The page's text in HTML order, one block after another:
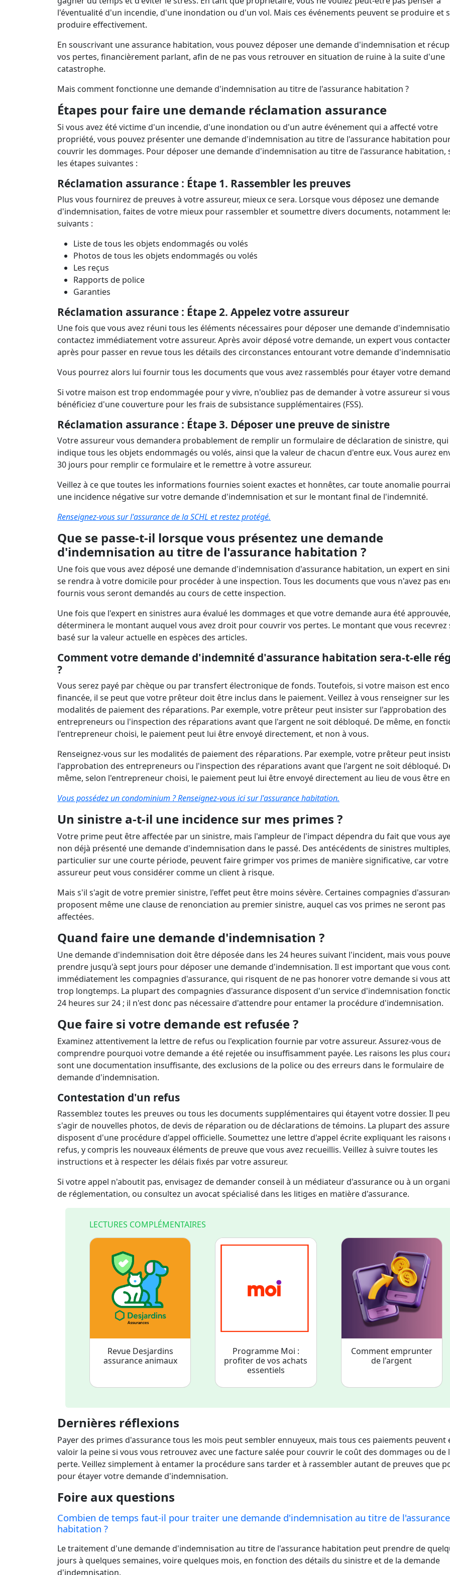
Prêts sans vérification bancaire
mort ?
Signification d'une libération
Annuler une carte nuit-elle à
côté ?
Combien puis-je payer pour
voiture?
Le transfert d'hypothèque
l'éventualité d'un incendie, d'une inondation ou d'un vol. Mais ces événements peuvent se produire et
produire effectivement.
En souscrivant une assurance habitation, vous pouvez déposer une demande d'indemnisation et
vos pertes, financièrement parlant, afin de ne pas vous retrouver en situation de ruine à la suite d'une
catastrophe.
Mais comment fonctionne une demande d'indemnisation au titre de l'assurance habitation ?
Étapes pour faire une demande réclamation assurance
Si vous avez été victime d'un incendie, d'une inondation ou d'un autre événement qui a affecté votre
propriété, vous pouvez présenter une demande d'indemnisation au titre de l'assurance habitation
couvrir les dommages. Pour déposer une demande d'indemnisation au titre de l'assurance habitation,
les étapes suivantes :
Réclamation assurance : Étape 1. Rassembler les preuves
Plus vous fournirez de preuves à votre assureur, mieux ce sera. Lorsque vous déposez une demande
d'indemnisation, faites de votre mieux pour rassembler et soumettre divers documents, notamment
suivants :
Liste de tous les objets endommagés ou volés
Photos de tous les objets endommagés ou volés
Les reçus
Rapports de police
Garanties
Réclamation assurance : Étape2. Appelez votre assureur
Une fois que vous avez réuni tous les éléments nécessaires pour déposer une demande
contactez immédiatement votre assureur. Après avoir déposé votre demande, un expert vous
après pour passer en revue tous les détails des circonstances entourant votre demande
Vous pourrez alors lui fournir tous les documents que vous avez rassemblés pour étayer votre
Si votre maison est trop endommagée pour y vivre, n'oubliez pas de demander à votre assureur si vous
bénéficiez d'une couverture pour les frais de subsistance supplémentaires (FSS).
Réclamation assurance : Étape 3. Déposer une preuve de sinistre
Votre assureur vous demandera probablement de remplir un formulaire de déclaration de sinistre, qui
indique tous les objets endommagés ou volés, ainsi que la valeur de chacun d'entre eux. Vous aurez
30 jours pour remplir ce formulaire et le remettre à votre assureur.
Veillez à ce que toutes les informations fournies soient exactes et honnêtes, car toute anomalie
une incidence négative sur votre demande d'indemnisation et sur le montant final de l'indemnité.
Renseignez-vous sur l'assurance de la SCHL et restez protégé.
Que se passe-t-il lorsque vous présentez une demande
d'indemnisation au titre de l'assurance habitation ?
Une fois que vous avez déposé une demande d'indemnisation d'assurance habitation, un expert en
se rendra à votre domicile pour procéder à une inspection. Tous les documents que vous n'avez pas
fournis vous seront demandés au cours de cette inspection.
Une fois que l'expert en sinistres aura évalué les dommages et que votre demande aura été
déterminera le montant auquel vous avez droit pour couvrir vos pertes. Le montant que vous recevrez
basé sur la valeur actuelle en espèces des articles.
Comment votre demande d'indemnité d'assurance habitation sera-t-elle
?
Vous serez payé par chèque ou par transfert électronique de fonds. Toutefois, si votre maison est
financée, il se peut que votre prêteur doit être inclus dans le paiement. Veillez à vous renseigner sur les
modalités de paiement des réparations. Par exemple, votre prêteur peut insister sur l'approbation des
entrepreneurs ou l'inspection des réparations avant que l'argent ne soit débloqué. De même, en
l'entrepreneur choisi, le paiement peut lui être envoyé directement, et non à vous.
Renseignez-vous sur les modalités de paiement des réparations. Par exemple, votre prêteur peut
l'approbation des entrepreneurs ou l'inspection des réparations avant que l'argent ne soit débloqué.
même, selon l'entrepreneur choisi, le paiement peut lui être envoyé directement au lieu de vous être
Vous possédez un condominium ? Renseignez-vous ici sur l'assurance habitation.
Un sinistre a-t-il une incidence sur mes primes ?
Votre prime peut être affectée par un sinistre, mais l'ampleur de l'impact dépendra du fait que vous
non déjà présenté une demande d'indemnisation dans le passé. Des antécédents de sinistres
particulier sur une courte période, peuvent faire grimper vos primes de manière significative, car votre
assureur peut vous considérer comme un client à risque.
Mais s'il s'agit de votre premier sinistre, l'effet peut être moins sévère. Certaines compagnies
proposent même une clause de renonciation au premier sinistre, auquel cas vos primes ne seront pas
affectées.
Quand faire une demande d'indemnisation ?
Une demande d'indemnisation doit être déposée dans les 24 heures suivant l'incident, mais vous
prendre jusqu'à sept jours pour déposer une demande d'indemnisation. Il est important que vous
immédiatement les compagnies d'assurance, qui risquent de ne pas honorer votre demande si vous
trop longtemps. La plupart des compagnies d'assurance disposent d'un service d'indemnisation
24 heures sur 24 ; il n'est donc pas nécessaire d'attendre pour entamer la procédure d'indemnisation.
Que faire si votre demande est refusée ?
Examinez attentivement la lettre de refus ou l'explication fournie par votre assureur. Assurez-vous de
comprendre pourquoi votre demande a été rejetée ou insuffisamment payée. Les raisons les plus
sont une documentation insuffisante, des exclusions de la police ou des erreurs dans le formulaire de
demande d'indemnisation.
Contestation d'un refus
Rassemblez toutes les preuves ou tous les documents supplémentaires qui étayent votre dossier. Il
s'agir de nouvelles photos, de devis de réparation ou de déclarations de témoins. La plupart des
disposent d'une procédure d'appel officielle. Soumettez une lettre d'appel écrite expliquant les raisons
refus, y compris les nouveaux éléments de preuve que vous avez recueillis. Veillez à suivre toutes les
instructions et à respecter les délais fixés par votre assureur.
Si votre appel n'aboutit pas, envisagez de demander conseil à un médiateur d'assurance ou à un
de réglementation, ou consultez un avocat spécialisé dans les litiges en matière d'assurance.
LECTURES COMPLÉMENTAIRES
Revue Desjardins
assurance animaux
Programme Moi :
profiter de vos achats
essentiels
Comment emprunter
de l'argent
Dernières réflexions
Payer des primes d'assurance tous les mois peut sembler ennuyeux, mais tous ces paiements peuvent
valoir la peine si vous vous retrouvez avec une facture salée pour couvrir le coût des dommages ou de
perte. Veillez simplement à entamer la procédure sans tarder et à rassembler autant de preuves que
pour étayer votre demande d'indemnisation.
Foire aux questions
Combien de temps faut-il pour traiter une demande d'indemnisation au titre de l'assurance
habitation ?
Le traitement d'une demande d'indemnisation au titre de l'assurance habitation peut prendre de
jours à quelques semaines, voire quelques mois, en fonction des détails du sinistre et de la demande
d'indemnisation.